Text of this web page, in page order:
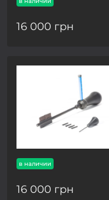
16 000 грн
в наличии
16 000 грн